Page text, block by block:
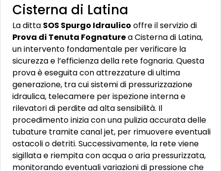
Cisterna di Latina
La ditta SOS Spurgo Idraulico offre il servizio di
Prova di Tenuta Fognaturea Cisterna di Latina,
un intervento fondamentale per verificare la
sicurezza e l’efficienza della rete fognaria. Questa
prova è eseguita con attrezzature di ultima
generazione, tra cui sistemi di pressurizzazione
idraulica, telecamere per ispezione interna e
rilevatori di perdite ad alta sensibilità. Il
procedimento inizia con una pulizia accurata delle
tubature tramite canal jet, per rimuovere eventuali
ostacoli o detriti. Successivamente, la rete viene
sigillata e riempita con acqua o aria pressurizzata,
monitorando eventuali variazioni di pressione che